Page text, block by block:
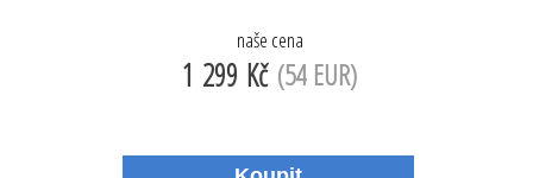
naše cena
1 299 Kč (54 EUR)